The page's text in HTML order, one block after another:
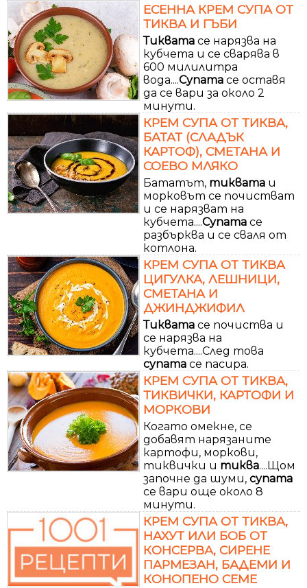
ЕСЕННА КРЕМ СУПА ОТ
ТИКВА И ГЪБИ
Тиквата се нарязва на
кубчета и се сварява в
600 милилитра
вода....Супата се оставя
да се вари за около 2
минути.
КРЕМ СУПА ОТ ТИКВА,
БАТАТ (СЛАДЪК
КАРТОФ), СМЕТАНА И
СОЕВО МЛЯКО
Бататът, тиквата и
морковът се почистват
и се нарязват на
кубчета....Супата се
разбърква и се сваля от
котлона.
КРЕМ СУПА ОТ ТИКВА
ЦИГУЛКА, ЛЕШНИЦИ,
СМЕТАНА И
ДЖИНДЖИФИЛ
Тиквата се почиства и
се нарязва на
кубчета....След това
супата се пасира.
КРЕМ СУПА ОТ ТИКВА,
ТИКВИЧКИ, КАРТОФИ И
МОРКОВИ
Когато омекне, се
добавят нарязаните
картофи, моркови,
тиквички и тиква....Щом
започне да шуми, супата
се вари още около 8
минути.
КРЕМ СУПА ОТ ТИКВА,
НАХУТ ИЛИ БОБ ОТ
КОНСЕРВА, СИРЕНЕ
ПАРМЕЗАН, БАДЕМИ И
КОНОПЕНО СЕМЕ